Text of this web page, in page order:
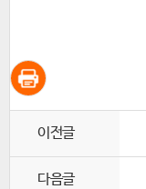
이전글
다음글